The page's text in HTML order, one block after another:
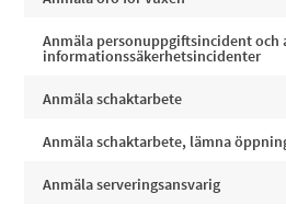
Anmäla personuppgiftsincident och
informationssäkerhetsincidenter
Anmäla schaktarbete
Anmäla schaktarbete, lämna
Anmäla serveringsansvarig